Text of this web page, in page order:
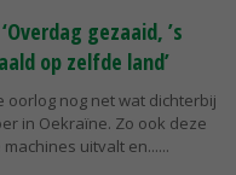
gezaaid, ’s
op zelfde land’
oorlog nog net wat dichterbij
in Oekraïne. Zo ook deze
uitvalt en...